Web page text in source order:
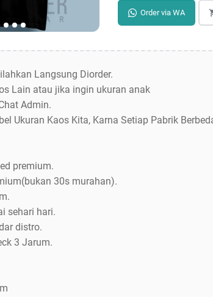
Order via WA
Langsung Diorder.
Lain atau jika ingin ukuran anak
Admin.
Ukuran Kaos Kita, Karna Setiap Pabrik
premium.
30s murahan).
sehari hari.
distro.
3 Jarum.